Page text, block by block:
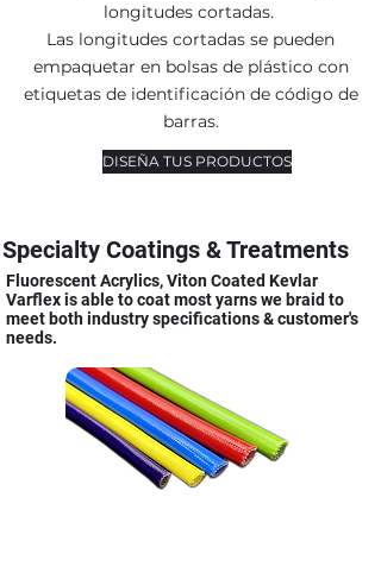
longitudes cortadas.
Las longitudes cortadas se pueden
empaquetar en bolsas de plástico con
etiquetas de identificación de código de
barras.
DISEÑA TUS PRODUCTOS
Specialty Coatings & Treatments
Fluorescent Acrylics, Viton Coated Kevlar
Varflex is able to coat most yarns we braid to
meet both industry specifications & customer's
needs.